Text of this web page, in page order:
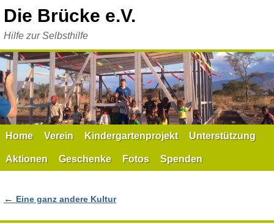
Inhalt
Die Brücke e.V.
Hilfe zur Selbsthilfe
Home Verein Kindergartenprojekt Unterstützung
Aktionen Geschenke Fotos Spenden
← Eine ganz andere Kultur